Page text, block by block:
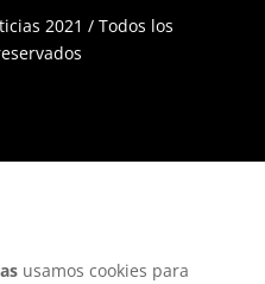
2021 / Todos los
usamos cookies para